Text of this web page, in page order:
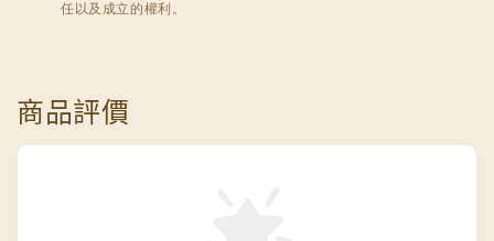
任以及成立的權利。
商品評價